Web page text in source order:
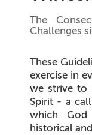
The
Challenges
These
exercise in
we strive to
Spirit - a
which
historical